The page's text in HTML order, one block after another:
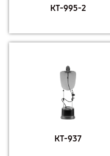
КТ-995-2
КТ-937